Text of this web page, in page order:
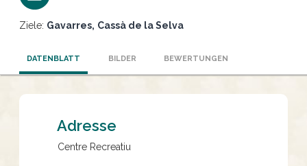
Ziele: Gavarres Cassà de la Selva
DATENBLATT BILDER BEWERTUNGEN
Adresse
Centre Recreatiu